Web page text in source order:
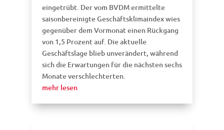
eingetrübt. Der vom BVDM ermittelte
saisonbereinigte Geschäftsklimaindex wies
gegenüber dem Vormonat einen Rückgang
von 1,5 Prozent auf. Die aktuelle
Geschäftslage blieb unverändert, während
sich die Erwartungen für die nächsten sechs
Monate verschlechterten.
mehr lesen